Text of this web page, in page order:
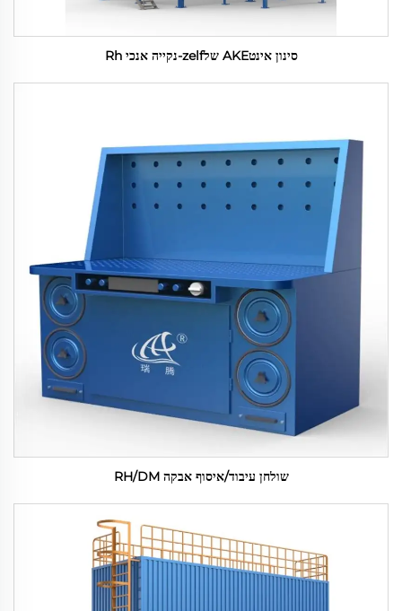
סינון אינטAKE שלzelf-נקייה אנכי Rh
שולחן עיבוד/איסוף אבקה RH/DM